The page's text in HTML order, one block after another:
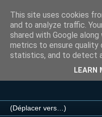
This site uses cookies
and to analyze traffic.
shared with Google
metrics to ensure quality
statistics, and to detect
LEARN